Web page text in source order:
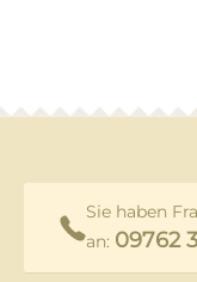
Sie haben
an: 09762